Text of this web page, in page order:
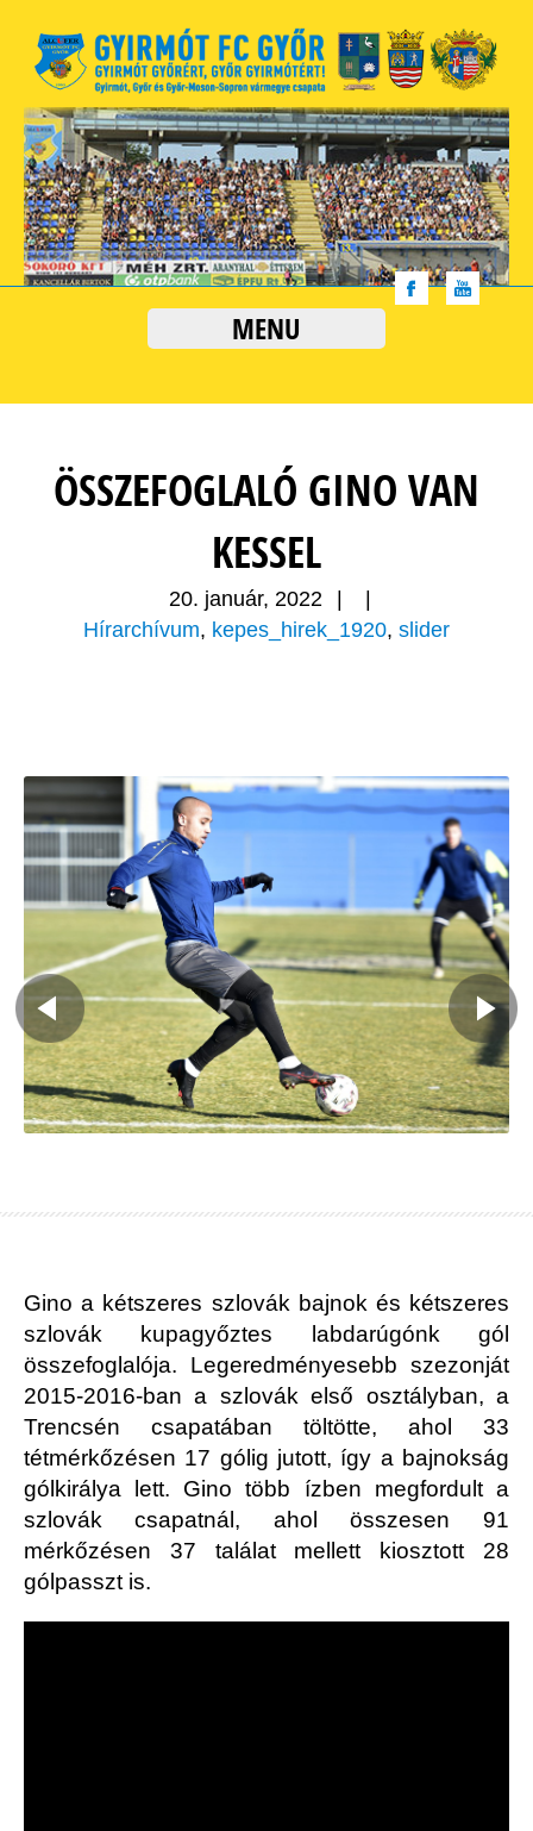
MENU
ÖSSZEFOGLALÓ GINO VAN
KESSEL
20. január, 2022
Hírarchívum, kepes_hirek_1920, slider
Gino a kétszeres szlovák bajnok és kétszeres
szlovák kupagyőztes labdarúgónk gól
összefoglalója. Legeredményesebb szezonját
2015-2016-ban a szlovák első osztályban, a
Trencsén csapatában töltötte, ahol 33
tétmérkőzésen 17 gólig jutott, így a bajnokság
gólkirálya lett. Gino több ízben megfordult a
szlovák csapatnál, ahol összesen 91
mérkőzésen 37 találat mellett kiosztott 28
gólpasszt is.